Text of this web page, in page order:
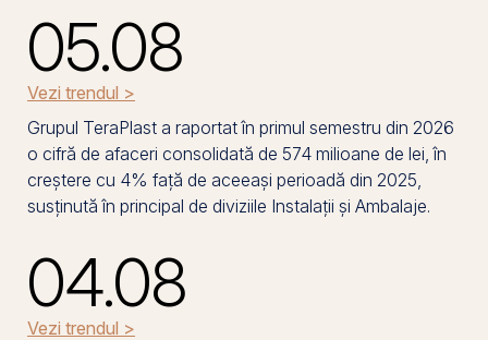
05.08
Vezi trendul >
Grupul TeraPlast a raportat în primul semestru din 2026
o cifră de afaceri consolidată de 574 milioane de lei, în
creștere cu 4% față de aceeași perioadă din 2025,
susținută în principal de diviziile Instalații și Ambalaje.
04.08
Vezi trendul >